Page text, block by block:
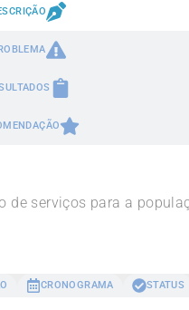
serviços para a
CRONOGRAMA STATUS